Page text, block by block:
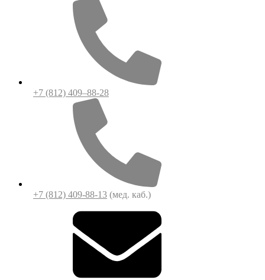
+7 (812) 409–88-28
+7 (812) 409-88-13 (мед. каб.)